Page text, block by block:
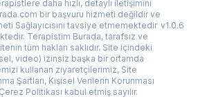
daha hızlı, detaylı iletişimini
bir başvuru hizmeti değildir ve
Sağlayıcısını tavsiye etmemektedir
Terapistim Burada, tarafsız ve
tüm hakları saklıdır. Site içindeki
video) izinsiz başka bir ortamda
kullanan ziyaretçilerimiz, Site
Şartları, Kişisel Verilerin Korunması
Politikası kabul etmiş sayılır.
v1.0.6